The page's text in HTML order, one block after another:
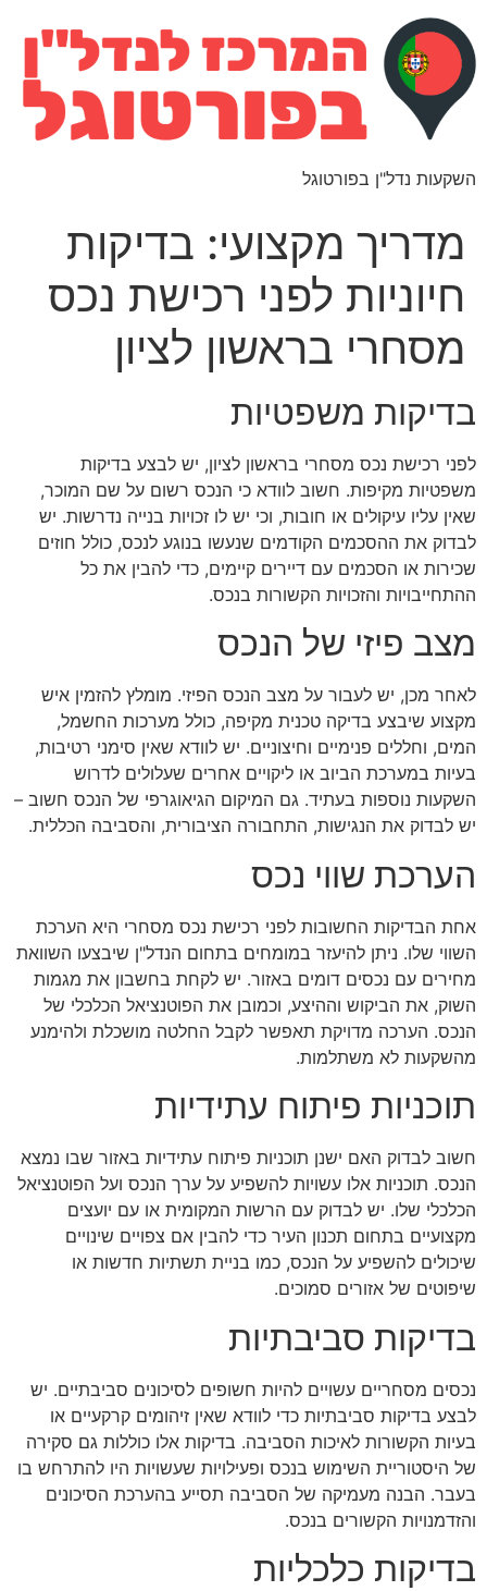
השקעות נדל"ן בפורטוגל
מדריך מקצועי: בדיקות
חיוניות לפני רכישת נכס
מסחרי בראשון לציון
בדיקות משפטיות
לפני רכישת נכס מסחרי בראשון לציון, יש לבצע בדיקות
משפטיות מקיפות. חשוב לוודא כי הנכס רשום על שם המוכר,
שאין עליו עיקולים או חובות, וכי יש לו זכויות בנייה נדרשות. יש
לבדוק את ההסכמים הקודמים שנעשו בנוגע לנכס, כולל חוזים
שכירות או הסכמים עם דיירים קיימים, כדי להבין את כל
ההתחייבויות והזכויות הקשורות בנכס.
מצב פיזי של הנכס
לאחר מכן, יש לעבור על מצב הנכס הפיזי. מומלץ להזמין איש
מקצוע שיבצע בדיקה טכנית מקיפה, כולל מערכות החשמל,
המים, וחללים פנימיים וחיצוניים. יש לוודא שאין סימני רטיבות,
בעיות במערכת הביוב או ליקויים אחרים שעלולים לדרוש
השקעות נוספות בעתיד. גם המיקום הגיאוגרפי של הנכס חשוב –
יש לבדוק את הנגישות, התחבורה הציבורית, והסביבה הכללית.
הערכת שווי נכס
אחת הבדיקות החשובות לפני רכישת נכס מסחרי היא הערכת
השווי שלו. ניתן להיעזר במומחים בתחום הנדל"ן שיבצעו השוואת
מחירים עם נכסים דומים באזור. יש לקחת בחשבון את מגמות
השוק, את הביקוש וההיצע, וכמובן את הפוטנציאל הכלכלי של
הנכס. הערכה מדויקת תאפשר לקבל החלטה מושכלת ולהימנע
מהשקעות לא משתלמות.
תוכניות פיתוח עתידיות
חשוב לבדוק האם ישנן תוכניות פיתוח עתידיות באזור שבו נמצא
הנכס. תוכניות אלו עשויות להשפיע על ערך הנכס ועל הפוטנציאל
הכלכלי שלו. יש לבדוק עם הרשות המקומית או עם יועצים
מקצועיים בתחום תכנון העיר כדי להבין אם צפויים שינויים
שיכולים להשפיע על הנכס, כמו בניית תשתיות חדשות או
שיפוטים של אזורים סמוכים.
בדיקות סביבתיות
נכסים מסחריים עשויים להיות חשופים לסיכונים סביבתיים. יש
לבצע בדיקות סביבתיות כדי לוודא שאין זיהומים קרקעיים או
בעיות הקשורות לאיכות הסביבה. בדיקות אלו כוללות גם סקירה
של היסטוריית השימוש בנכס ופעילויות שעשויות היו להתרחש בו
בעבר. הבנה מעמיקה של הסביבה תסייע בהערכת הסיכונים
והזדמנויות הקשורים בנכס.
בדיקות כלכליות